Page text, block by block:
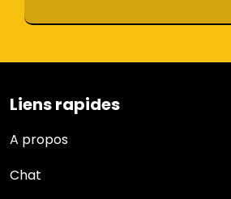
Liens rapides
Liens rapides
A propos
Chat